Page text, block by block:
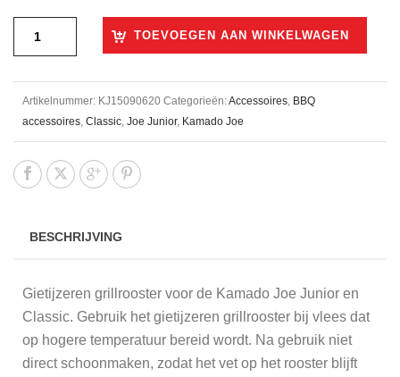
TOEVOEGEN AAN WINKELWAGEN
Artikelnummer: KJ15090620 Categorieën:Accessoires BBQ
accessoires Classic Joe Junior, Kamado Joe
BESCHRIJVING
Gietijzeren grillrooster voor de Kamado Joe Junior en
Classic. Gebruik het gietijzeren grillrooster bij vlees dat
op hogere temperatuur bereid wordt. Na gebruik niet
direct schoonmaken, zodat het vet op het rooster blijft